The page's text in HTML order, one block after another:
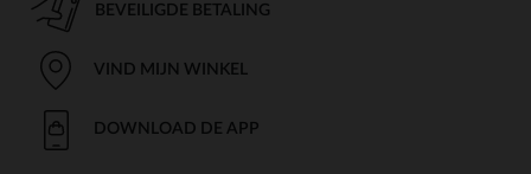
BEVEILIGDE BETALING
VIND MIJN WINKEL
DOWNLOAD DE APP